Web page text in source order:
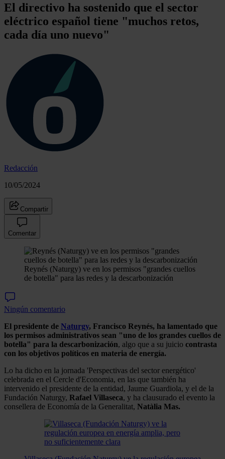
El directivo ha sostenido que el sector
eléctrico español tiene "muchos retos,
cada día uno nuevo"
Redacción
10/05/2024
Compartir
Comentar
Reynés (Naturgy) ve en los permisos "grandes cuellos
de botella" para las redes y la descarbonización
Ningún comentario
El presidente de Naturgy, Francisco Reynés, ha lamentado que
los permisos administrativos sean "uno de los grandes cuellos de
botella" para la descarbonización, algo que a su juicio contrasta
con los objetivos políticos en materia de energía.
Lo ha dicho en la jornada 'Perspectivas del sector energético'
celebrada en el Cercle d'Economia, en las que también ha
intervenido el presidente de la entidad, Jaume Guardiola, y el de la
Fundación Naturgy, Rafael Villaseca, y ha clausurado el evento la
consellera de Economía de la Generalitat, Natàlia Mas.